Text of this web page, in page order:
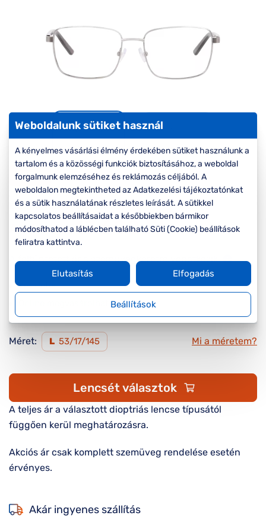
szemüvegekre
Seen Belépőár
-20%
Korábbi ár: 22.000 Ft
Akciós ár: 17.600 Ft
A feltűntetett ár a szemüvegkeretre vonatkozik.
Készleten
Online megvásárolható
Méret: L 53/17/145 Mi a méretem?
Lencsét választok
A teljes ár a választott dioptriás lencse típusától
függően kerül meghatározásra.
Akciós ár csak komplett szemüveg rendelése esetén
érvényes.
Akár ingyenes szállítás
Weboldalunk sütiket használ
A kényelmes vásárlási élmény érdekében sütiket használunk a
tartalom és a közösségi funkciók biztosításához, a weboldal
forgalmunk elemzéséhez és reklámozás céljából. A
weboldalon megtekintheted az Adatkezelési tájékoztatónkat
és a sütik használatának részletes leírását. A sütikkel
kapcsolatos beállításaidat a későbbiekben bármikor
módosíthatod a láblécben található Süti (Cookie) beállítások
feliratra kattintva.
Beállítások
Elutasítás Elfogadás